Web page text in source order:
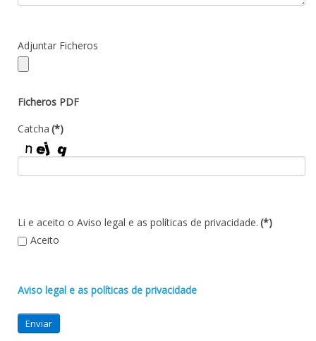
Adjuntar Ficheros
Ficheros PDF
Catcha (*)
Li e aceito o Aviso legal e as políticas de privacidade. (*)
Aceito
Aviso legal e as políticas de privacidade